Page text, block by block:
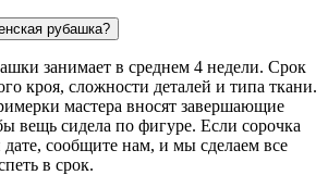
рубашка?
занимает в среднем 4 недели. Срок
кроя, сложности деталей и типа ткани.
мастера вносят завершающие
вещь сидела по фигуре. Если сорочка
сообщите нам, и мы сделаем все
в срок.